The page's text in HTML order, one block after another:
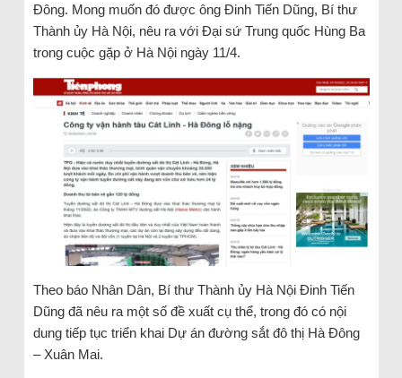
Đông. Mong muốn đó được ông Đinh Tiến Dũng, Bí thư
Thành ủy Hà Nội, nêu ra với Đại sứ Trung quốc Hùng Ba
trong cuộc gặp ở Hà Nội ngày 11/4.
Theo báo Nhân Dân, Bí thư Thành ủy Hà Nội Đinh Tiến
Dũng đã nêu ra một số đề xuất cụ thể, trong đó có nội
dung tiếp tục triển khai Dự án đường sắt đô thị Hà Đông
– Xuân Mai.